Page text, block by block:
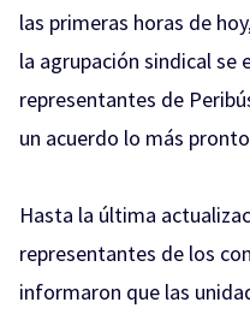
las primeras horas de
la agrupación sindical se
representantes de
un acuerdo lo más
Hasta la última
representantes de los
informaron que las